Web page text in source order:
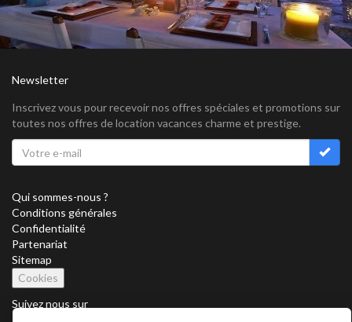
Newsletter
Inscrivez vous pour recevoir nos offres spéciales et promotions sur
toutes nos offres de location vacances charme et prestige.
Qui sommes-nous ?
Conditions générales
Confidentialité
Partenariat
Sitemap
Cookies
Suivez nous sur